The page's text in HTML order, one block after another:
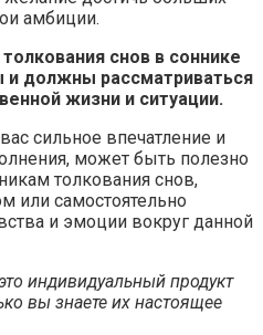
амбиции.
снов в соннике
и должны рассматриваться
жизни и ситуации.
сильное впечатление и
может быть полезно
толкования снов,
или самостоятельно
и эмоции вокруг данной
индивидуальный продукт
вы знаете их настоящее